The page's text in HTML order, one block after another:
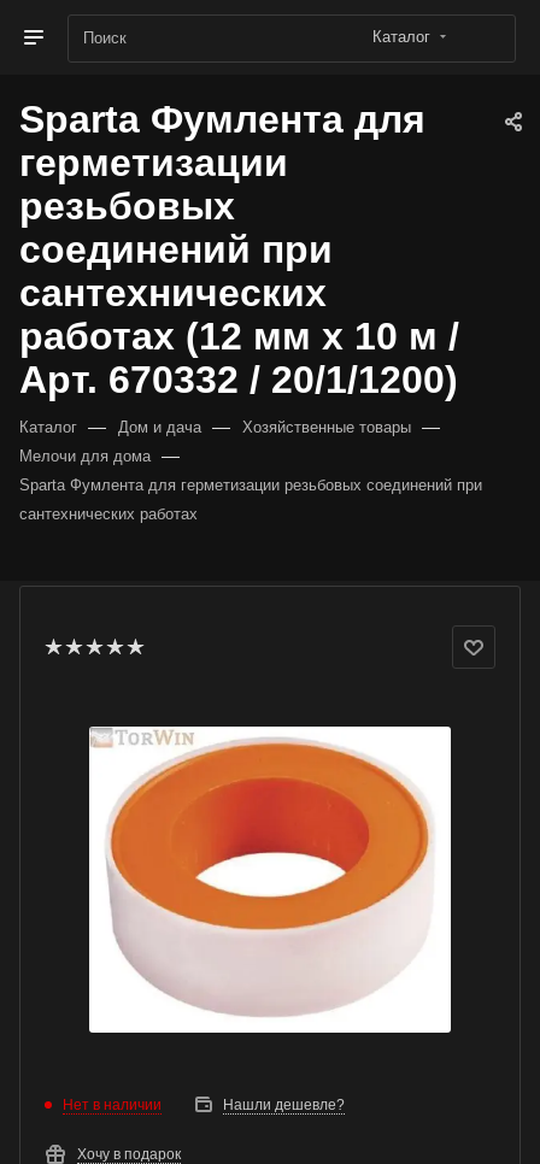
Каталог
Sparta Фумлента для
герметизации
резьбовых
соединений при
сантехнических
работах (12 мм х 10 м /
Арт. 670332 / 20/1/1200)
Каталог — Дом и дача — Хозяйственные товары —
Мелочи для дома —
Sparta Фумлента для герметизации резьбовых соединений при
сантехнических работах
Нет в наличии Нашли дешевле?
Хочу в подарок